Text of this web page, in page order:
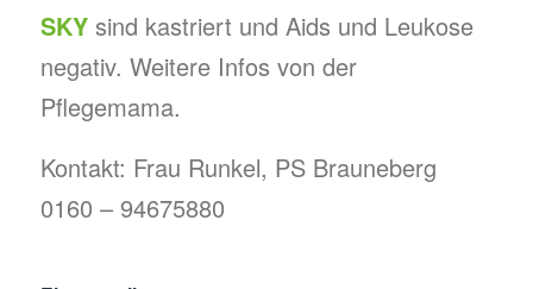
SKYsind kastriert und Aids und Leukose
negativ. Weitere Infos von der
Pflegemama.
Kontakt: Frau Runkel, PS Brauneberg
0160 – 94675880